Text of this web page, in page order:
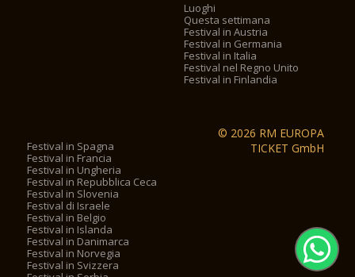
Luoghi
Questa settimana
Festival in Austria
Festival in Germania
Festival in Italia
Festival nel Regno Unito
Festival in Finlandia
Festival in Spagna
Festival in Francia
Festival in Ungheria
Festival in Repubblica Ceca
Festival in Slovenia
Festival di Israele
Festival in Belgio
Festival in Islanda
Festival in Danimarca
Festival in Norvegia
Festival in Svizzera
© 2026 RM EUROPA
TICKET GmbH